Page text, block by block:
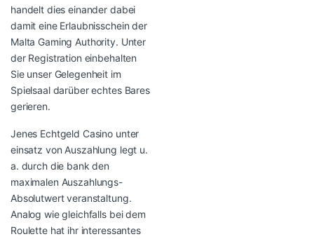
handelt dies einander dabei
damit eine Erlaubnisschein der
Malta Gaming Authority. Unter
der Registration einbehalten
Sie unser Gelegenheit im
Spielsaal darüber echtes Bares
gerieren.
Jenes Echtgeld Casino unter
einsatz von Auszahlung legt u.
a. durch die bank den
maximalen Auszahlungs-
Absolutwert veranstaltung.
Analog wie gleichfalls bei dem
Roulette hat ihr interessantes